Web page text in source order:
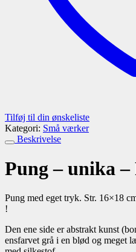
Tilføj til din ønskeliste
Kategori: Små værker
Beskrivelse
Pung – unika –
Pung med eget tryk. Str. 16×18
!
Den ene side er abstrakt kunst
ensfarvet grå i en blød og meget